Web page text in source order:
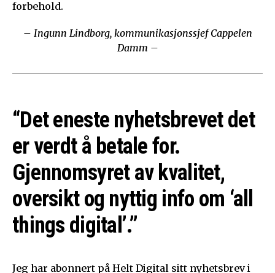
forbehold.
– Ingunn Lindborg, kommunikasjonssjef Cappelen
Damm –
“Det eneste nyhetsbrevet det
er verdt å betale for.
Gjennomsyret av kvalitet,
oversikt og nyttig info om ‘all
things digital’.”
Jeg har abonnert på Helt Digital sitt nyhetsbrev i